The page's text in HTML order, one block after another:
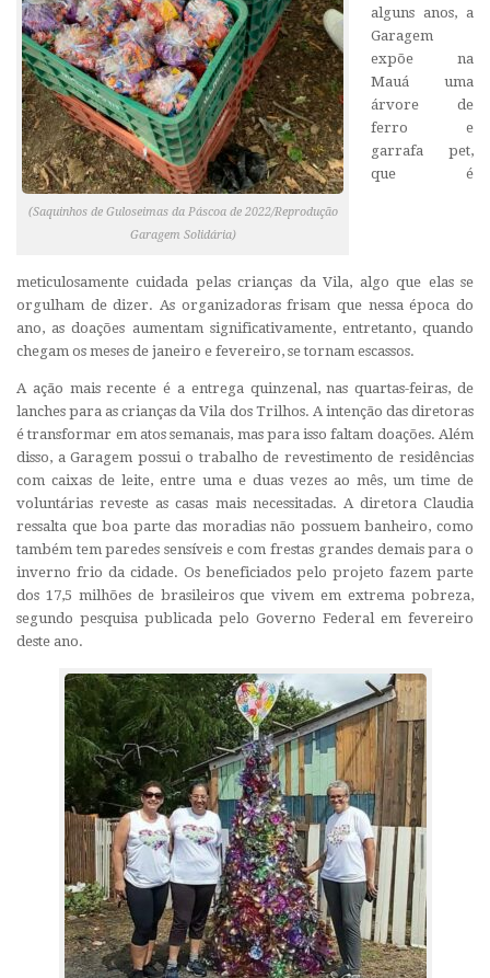
(Saquinhos de Guloseimas da Páscoa de 2022/Reprodução
Garagem Solidária)
alguns anos, a
Garagem
expõe na
Mauá uma
árvore de
ferro e
garrafa pet,
que é
meticulosamente cuidada pelas crianças da Vila, algo que elas se
orgulham de dizer. As organizadoras frisam que nessa época do
ano, as doações aumentam significativamente, entretanto, quando
chegam os meses de janeiro e fevereiro, se tornam escassos.
A ação mais recente é a entrega quinzenal, nas quartas-feiras, de
lanches para as crianças da Vila dos Trilhos. A intenção das diretoras
é transformar em atos semanais, mas para isso faltam doações. Além
disso, a Garagem possui o trabalho de revestimento de residências
com caixas de leite, entre uma e duas vezes ao mês, um time de
voluntárias reveste as casas mais necessitadas. A diretora Claudia
ressalta que boa parte das moradias não possuem banheiro, como
também tem paredes sensíveis e com frestas grandes demais para o
inverno frio da cidade. Os beneficiados pelo projeto fazem parte
dos 17,5 milhões de brasileiros que vivem em extrema pobreza,
segundo pesquisa publicada pelo Governo Federal em fevereiro
deste ano.